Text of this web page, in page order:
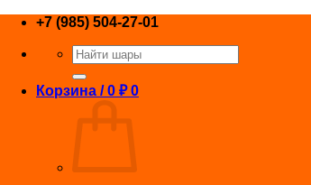
Skip
content
+7 (985) 504-27-01
Искать:
Корзина /0 ₽ 0